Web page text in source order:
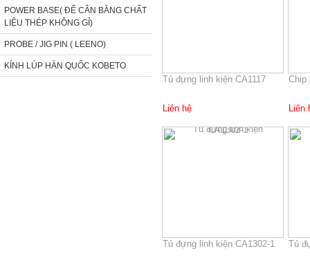
POWER BASE( ĐẾ CÂN BẰNG CHẤT
LIỆU THÉP KHÔNG GỈ)
PROBE / JIG PIN ( LEENO)
KÍNH LÚP HÀN QUỐC KOBETO
Tủ đựng linh kiện CA1117
Liên hệ
Chip
Liên
Tủ đựng linh kiện CA1302-1 Tủ